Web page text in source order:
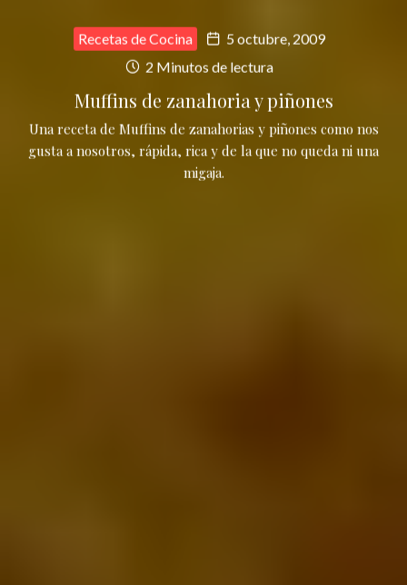
Recetas de Cocina
5 octubre, 2009
2 Minutos de lectura
Muffins de zanahoria y piñones
Una receta de Muffins de zanahorias y piñones como nos
gusta a nosotros, rápida, rica y de la que no queda ni una
migaja.